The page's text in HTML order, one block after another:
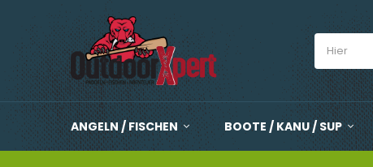
ANGELN / FISCHEN BOOTE / KANU / SUP